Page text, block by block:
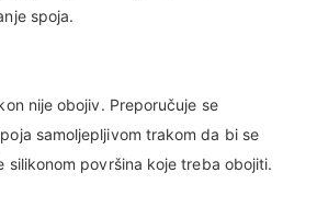
spoja.
nije obojiv. Preporučuje se
samoljepljivom trakom da bi se
silikonom površina koje treba obojiti.